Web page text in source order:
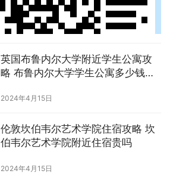
英国布鲁内尔大学附近学生公寓攻
略 布鲁内尔大学学生公寓多少钱一
2024年4月15日
伦敦坎伯韦尔艺术学院住宿攻略 坎
伯韦尔艺术学院附近住宿贵吗
2024年4月15日